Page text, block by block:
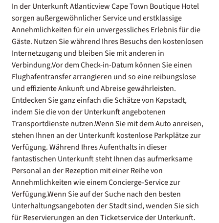
In der Unterkunft Atlanticview Cape Town Boutique Hotel
sorgen außergewöhnlicher Service und erstklassige
Annehmlichkeiten für ein unvergessliches Erlebnis für die
Gäste. Nutzen Sie während Ihres Besuchs den kostenlosen
Internetzugang und bleiben Sie mit anderen in
Verbindung.Vor dem Check-in-Datum können Sie einen
Flughafentransfer arrangieren und so eine reibungslose
und effiziente Ankunft und Abreise gewährleisten.
Entdecken Sie ganz einfach die Schätze von Kapstadt,
indem Sie die von der Unterkunft angebotenen
Transportdienste nutzen.Wenn Sie mit dem Auto anreisen,
stehen Ihnen an der Unterkunft kostenlose Parkplätze zur
Verfügung. Während Ihres Aufenthalts in dieser
fantastischen Unterkunft steht Ihnen das aufmerksame
Personal an der Rezeption mit einer Reihe von
Annehmlichkeiten wie einem Concierge-Service zur
Verfügung.Wenn Sie auf der Suche nach den besten
Unterhaltungsangeboten der Stadt sind, wenden Sie sich
für Reservierungen an den Ticketservice der Unterkunft.